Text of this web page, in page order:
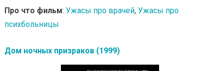
Про что фильм: Ужасы про врачей, Ужасы про
психбольницы
Дом ночных призраков (1999)